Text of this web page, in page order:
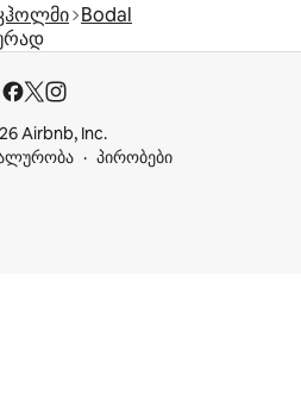
Bodal
Airbnb, Inc.
პირობები